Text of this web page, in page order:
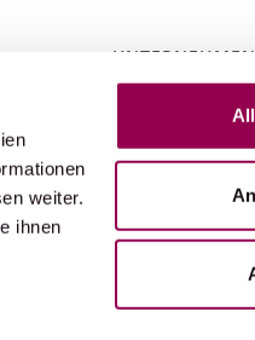
weiter.
ihnen
UNTERNEHMEN
by Reisebüro
Bahnhofstrasse
CH-8753 Mollis